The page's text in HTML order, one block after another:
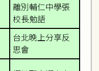
離別輔仁中學張
校長勉語
台北晚上分享反
思會